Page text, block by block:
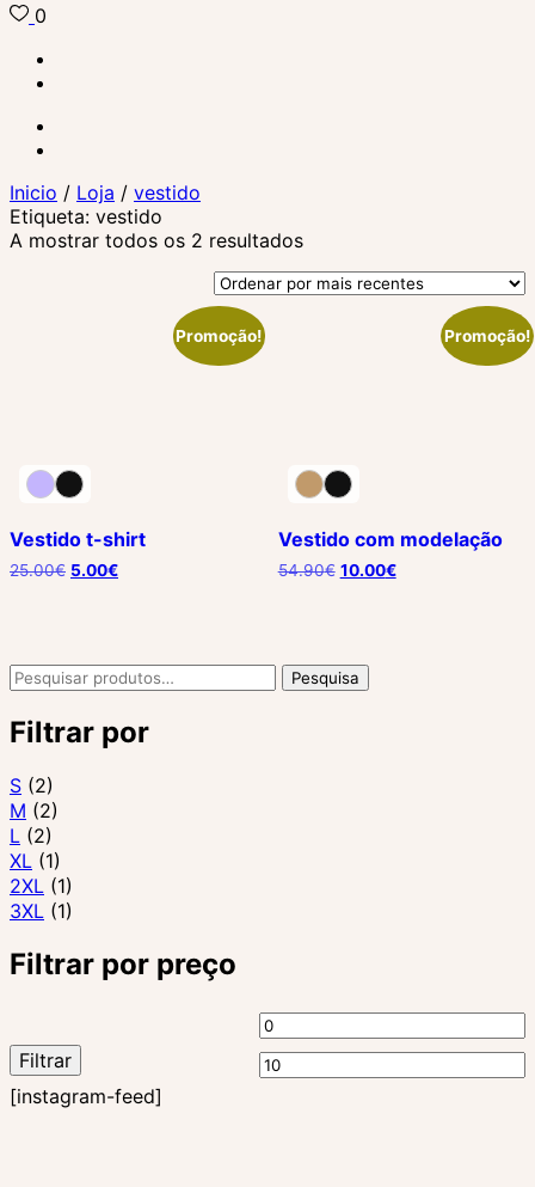
0
Inicio / Loja / vestido
Etiqueta: vestido
A mostrar todos os 2 resultadosOrdenado
mais
Promoção!
Vestido t-shirt
25.00€ 5.00€
Promoção!
Vestido com modelação
54.90€ 10.00€
Pesquisar
por:
Pesquisa
Filtrar por
S (2)
M (2)
L (2)
XL (1)
2XL (1)
3XL (1)
Filtrar por preço
Preço
mínimo
Filtrar
[instagram-feed]